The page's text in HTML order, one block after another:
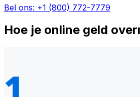
Bel ons: +1 (800) 772-7779
Hoe je online geld